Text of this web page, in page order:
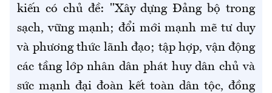
kiến có chủ đề: "Xây dựng Đảng bộ trong
sạch, vững mạnh; đổi mới mạnh mẽ tư duy
và phương thức lãnh đạo; tập hợp, vận động
các tầng lớp nhân dân phát huy dân chủ và
sức mạnh đại đoàn kết toàn dân tộc, đồng